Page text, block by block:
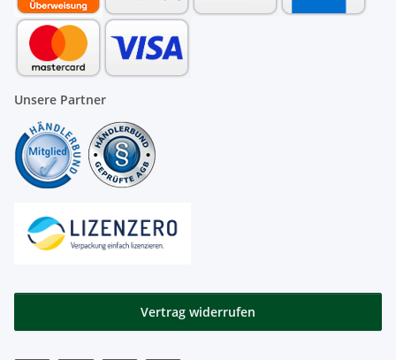
Unsere Partner
Vertrag widerrufen